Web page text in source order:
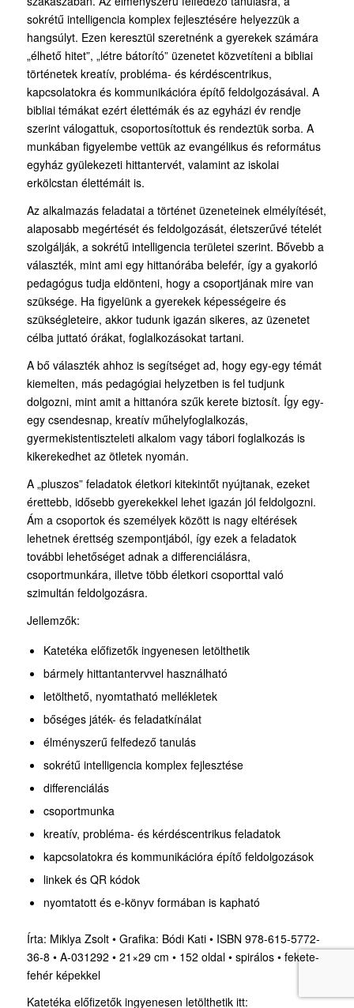
sokrétű intelligencia komplex fejlesztésére helyezzük a
hangsúlyt. Ezen keresztül szeretnénk a gyerekek számára
„élhető hitet”, „létre bátorító” üzenetet közvetíteni a bibliai
történetek kreatív, probléma- és kérdéscentrikus,
kapcsolatokra és kommunikációra építő feldolgozásával. A
bibliai témákat ezért élettémák és az egyházi év rendje
szerint válogattuk, csoportosítottuk és rendeztük sorba. A
munkában figyelembe vettük az evangélikus és református
egyház gyülekezeti hittantervét, valamint az iskolai
erkölcstan élettémáit is.
Az alkalmazás feladatai a történet üzeneteinek elmélyítését,
alaposabb megértését és feldolgozását, életszerűvé tételét
szolgálják, a sokrétű intelligencia területei szerint. Bővebb a
választék, mint ami egy hittanórába belefér, így a gyakorló
pedagógus tudja eldönteni, hogy a csoportjának mire van
szüksége. Ha figyelünk a gyerekek képességeire és
szükségleteire, akkor tudunk igazán sikeres, az üzenetet
célba juttató órákat, foglalkozásokat tartani.
A bő választék ahhoz is segítséget ad, hogy egy-egy témát
kiemelten, más pedagógiai helyzetben is fel tudjunk
dolgozni, mint amit a hittanóra szűk kerete biztosít. Így egy-
egy csendesnap, kreatív műhelyfoglalkozás,
gyermekistentiszteleti alkalom vagy tábori foglalkozás is
kikerekedhet az ötletek nyomán.
A „pluszos” feladatok életkori kitekintőt nyújtanak, ezeket
érettebb, idősebb gyerekekkel lehet igazán jól feldolgozni.
Ám a csoportok és személyek között is nagy eltérések
lehetnek érettség szempontjából, így ezek a feladatok
további lehetőséget adnak a differenciálásra,
csoportmunkára, illetve több életkori csoporttal való
szimultán feldolgozásra.
Jellemzők:
Katetéka előfizetők ingyenesen letölthetik
bármely hittantantervvel használható
letölthető, nyomtatható mellékletek
bőséges játék- és feladatkínálat
élményszerű felfedező tanulás
sokrétű intelligencia komplex fejlesztése
differenciálás
csoportmunka
kreatív, probléma- és kérdéscentrikus feladatok
kapcsolatokra és kommunikációra építő feldolgozások
linkek és QR kódok
nyomtatott és e-könyv formában is kapható
Írta: Miklya Zsolt • Grafika: Bódi Kati • ISBN 978-615-5772-
36-8 • A-031292 • 21×29 cm • 152 oldal • spirálos • fekete-
fehér képekkel
Katetéka előfizetők ingyenesen letölthetik itt: